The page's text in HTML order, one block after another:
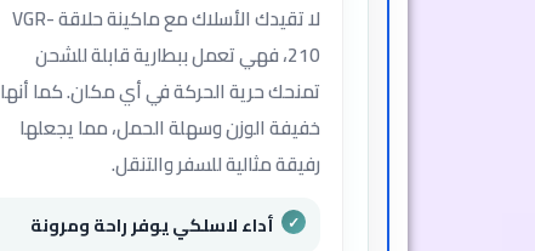
لا تقيدك الأسلاك مع ماكينة حلاقة VGR-
210، فهي تعمل ببطارية قابلة للشحن
تمنحك حرية الحركة في أي مكان. كما أنها
خفيفة الوزن وسهلة الحمل، مما يجعلها
رفيقة مثالية للسفر والتنقل.
أداء لاسلكي يوفر راحة ومرونة